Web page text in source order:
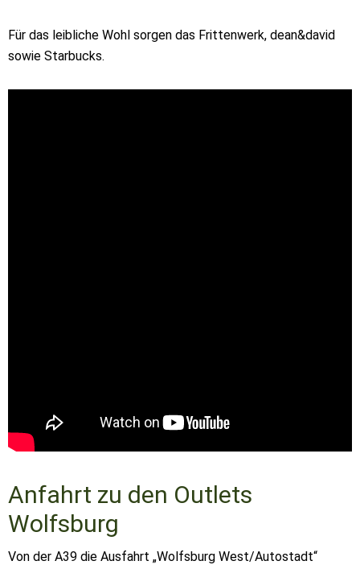
Für das leibliche Wohl sorgen das Frittenwerk, dean&david
sowie Starbucks.
Anfahrt zu den Outlets
Wolfsburg
Von der A39 die Ausfahrt „Wolfsburg West/Autostadt“